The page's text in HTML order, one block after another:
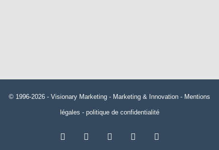
© 1996-2026 - Visionary Marketing - Marketing & Innovation - Mentions
légales - politique de confidentialité
Facebook Linkedin